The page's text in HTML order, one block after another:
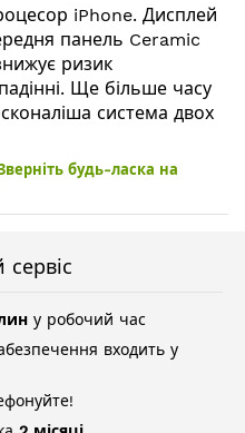
iPhone. Дисплей
панель Ceramic
ризик
Ще більше часу
система двох
будь-ласка на
у робочий час
входить у